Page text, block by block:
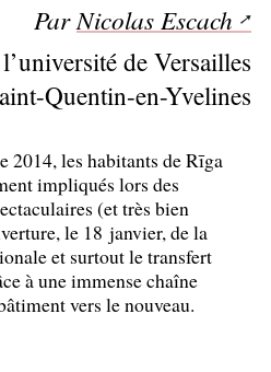
ParNicolas Escach
de Versailles
Quentin-en-Yvelines
2014, les habitants de Rīga
impliqués lors des
(et très bien
le 18 janvier, de la
et surtout le transfert
à une immense chaîne
vers le nouveau.